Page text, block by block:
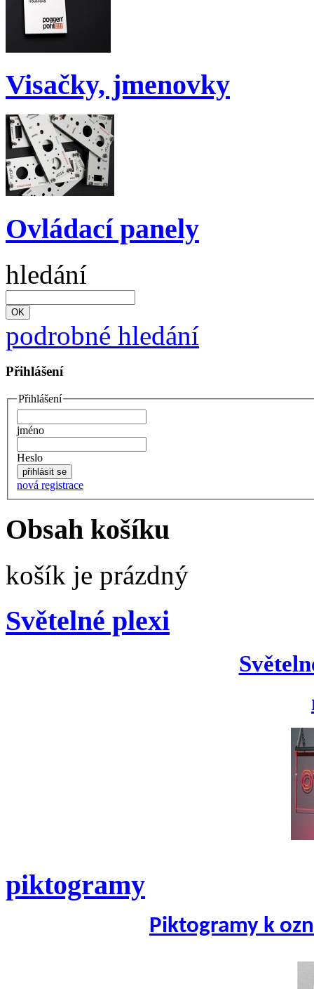
Visačky, jmenovky
Ovládací panely
hledání
podrobné hledání
Přihlášení
Přihlášení
jméno
Heslo
nová registrace
Obsah košíku
košík je prázdný
Světelné plexi
piktogramy
Piktogramy k